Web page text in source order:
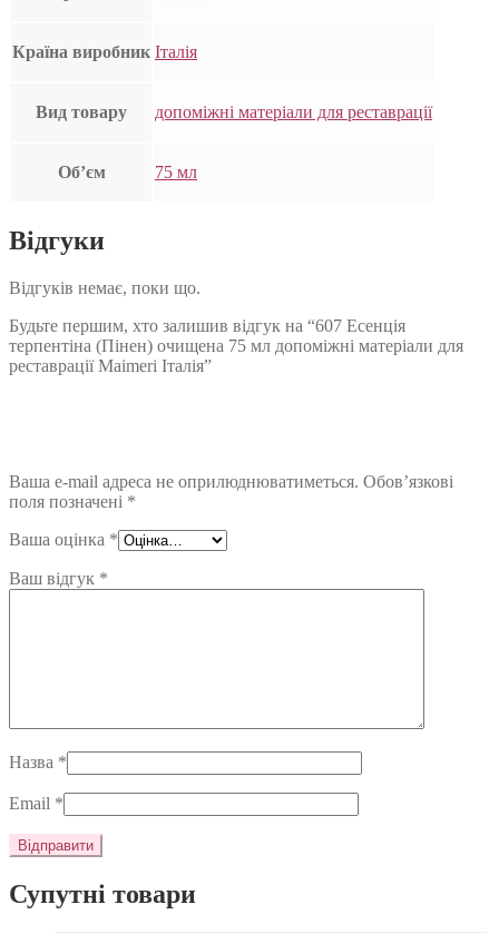
Країна виробник Італія
Вид товару допоміжні матеріали для реставрації
Об’єм 75 мл
Відгуки
Відгуків немає, поки що.
Будьте першим, хто залишив відгук на “607 Есенція
терпентіна (Пінен) очищена 75 мл допоміжні матеріали для
реставрації Maimeri Італія”
Ваша e-mail адреса не оприлюднюватиметься. Обов’язкові
поля позначені *
Ваша оцінка *
Ваш відгук *
Назва *
Email *
Супутні товари